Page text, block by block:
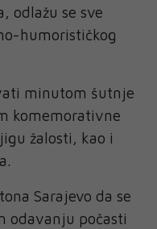
odlažu se sve
humorističkog
minutom šutnje
komemorativne
žalosti, kao i
Sarajevo da se
odavanju počasti